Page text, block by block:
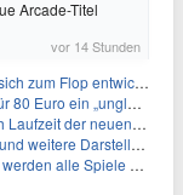
Arcade-Titel
vor 14 Stunden
zum Flop entwickeln
Schnäppchen“
Gameplay-Präsentation
sollen feststehen
alle Spiele gestreamt